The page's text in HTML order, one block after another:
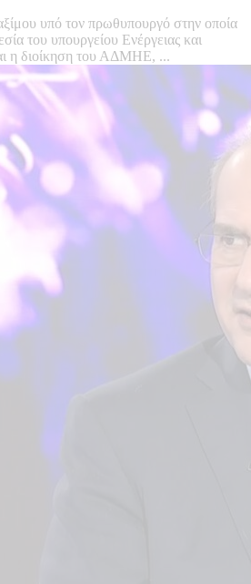
υπό τον πρωθυπουργό στην οποία
του υπουργείου Ενέργειας και
η διοίκηση του ΑΔΜΗΕ, ...